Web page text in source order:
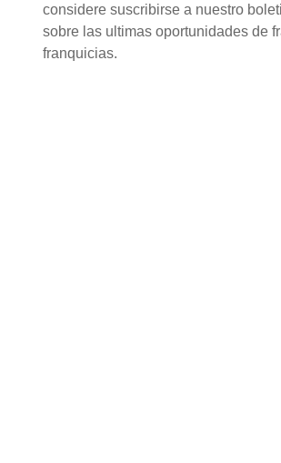
considere suscribirse a nuestro
sobre las ultimas oportunidades de
franquicias.